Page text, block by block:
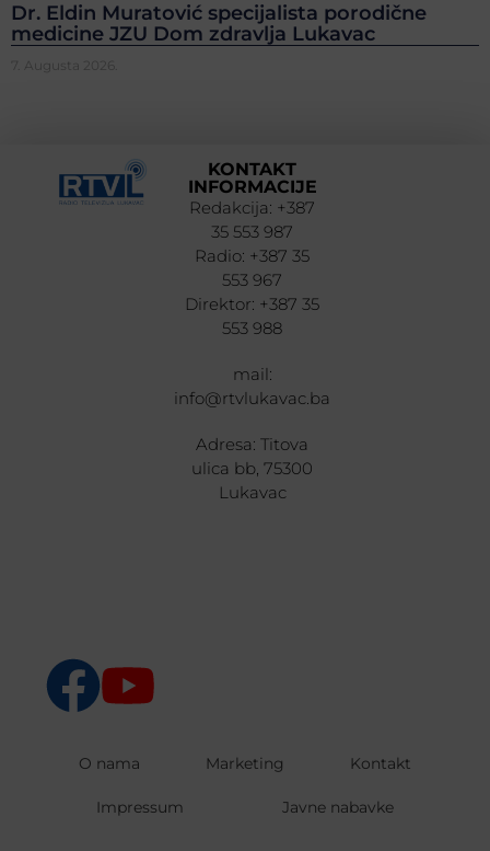
Dr. Eldin Muratović specijalista porodične
medicine JZU Dom zdravlja Lukavac
7. Augusta 2026.
KONTAKT
INFORMACIJE
Redakcija: +387
35 553 987
Radio: +387 35
553 967
Direktor: +387 35
553 988
mail:
info@rtvlukavac.ba
Adresa: Titova
ulica bb, 75300
Lukavac
O nama Marketing Kontakt
Impressum Javne nabavke